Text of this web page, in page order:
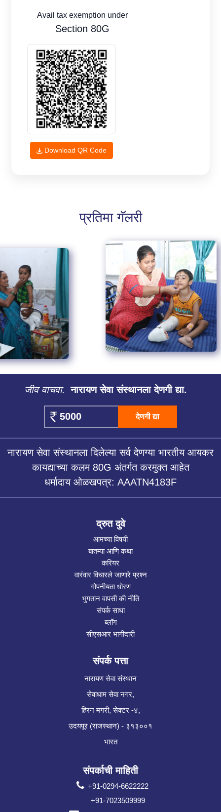
Avail tax exemption under
Section 80G
Download QR Code
प्रतिमा गॅलरी
जीव वाचवा. नारायण सेवा संस्थानला देणगी द्या.
देणगी द्या
नारायण सेवा संस्थानला दिलेल्या सर्व देणग्या भारतीय आयकर
कायद्याच्या कलम 80G अंतर्गत करमुक्त आहेत
धर्मादाय ओळखपत्र: AAATN4183F
द्रुत दुवे
आमच्या विषयी
बातम्या आणि कथा
करियर
वारंवार विचारले जाणारे प्रश्न
गोपनीयता धोरण
भुगतान वापसी की नीति
संपर्क साधा
ब्लॉग
सीएसआर भागीदारी
संपर्क पत्ता
नारायण सेवा संस्थान
सेवाधाम सेवा नगर,
हिरन मगरी, सेक्टर -४,
उदयपूर (राजस्थान) - ३१३००१
भारत
संपर्काची माहिती
+91-0294-6622222
+91-7023509999